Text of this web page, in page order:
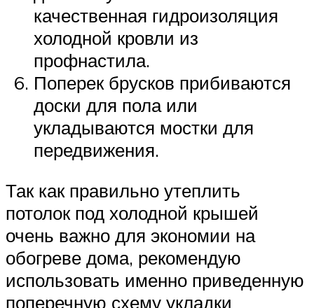
качественная гидроизоляция
холодной кровли из
профнастила.
Поперек брусков прибиваются
доски для пола или
укладываются мостки для
передвижения.
Так как правильно утеплить
потолок под холодной крышей
очень важно для экономии на
обогреве дома, рекомендую
использовать именно приведенную
поперечную схему укладки